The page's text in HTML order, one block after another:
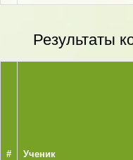
Результаты
# Ученик